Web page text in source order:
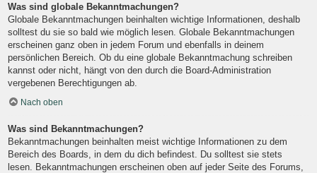
Was sind globale Bekanntmachungen?
Globale Bekanntmachungen beinhalten wichtige Informationen, deshalb
solltest du sie so bald wie möglich lesen. Globale Bekanntmachungen
erscheinen ganz oben in jedem Forum und ebenfalls in deinem
persönlichen Bereich. Ob du eine globale Bekanntmachung schreiben
kannst oder nicht, hängt von den durch die Board-Administration
vergebenen Berechtigungen ab.
Nach oben
Was sind Bekanntmachungen?
Bekanntmachungen beinhalten meist wichtige Informationen zu dem
Bereich des Boards, in dem du dich befindest. Du solltest sie stets
lesen. Bekanntmachungen erscheinen oben auf jeder Seite des Forums,